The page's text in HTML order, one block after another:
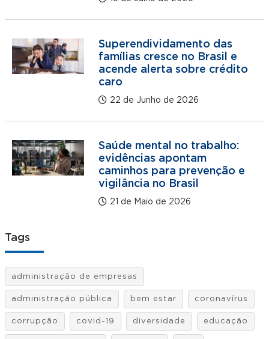
Superendividamento das
famílias cresce no Brasil e
acende alerta sobre crédito
caro
22 de Junho de 2026
Saúde mental no trabalho:
evidências apontam
caminhos para prevenção e
vigilância no Brasil
21 de Maio de 2026
Tags
administração de empresas
administração pública bem estar coronavírus
corrupção covid-19 diversidade educação